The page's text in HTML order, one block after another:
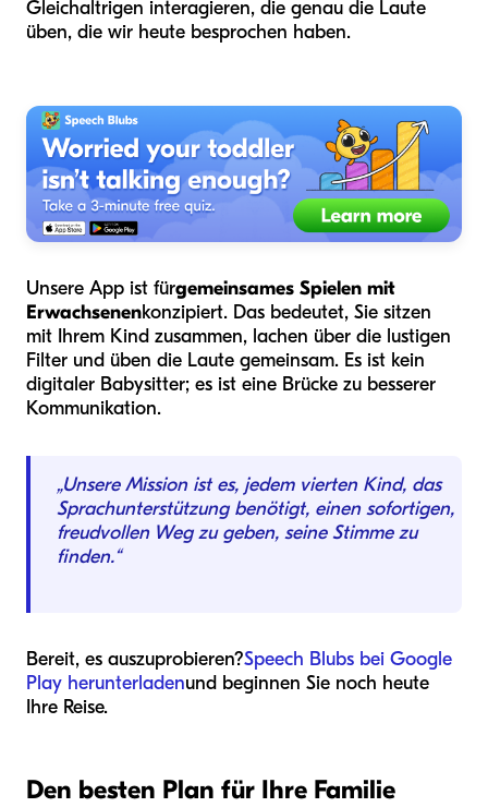
Gleichaltrigen interagieren, die genau die Laute
üben, die wir heute besprochen haben.
Unsere App ist fürgemeinsames Spielen mit
Erwachsenenkonzipiert. Das bedeutet, Sie sitzen
mit Ihrem Kind zusammen, lachen über die lustigen
Filter und üben die Laute gemeinsam. Es ist kein
digitaler Babysitter; es ist eine Brücke zu besserer
Kommunikation.
„Unsere Mission ist es, jedem vierten Kind, das
Sprachunterstützung benötigt, einen sofortigen,
freudvollen Weg zu geben, seine Stimme zu
finden.“
Bereit, es auszuprobieren?Speech Blubs bei Google
Play herunterladenund beginnen Sie noch heute
Ihre Reise.
Den besten Plan für Ihre Familie